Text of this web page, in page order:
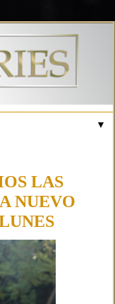
▼
LAS
NUEVO